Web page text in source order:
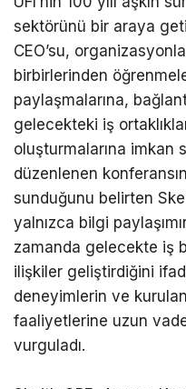
sektörünü bir araya
CEO’su,
birbirlerinden
paylaşmalarına,
gelecekteki iş
oluşturmalarına imkan
düzenlenen
sunduğunu belirten
yalnızca bilgi
zamanda gelecekte iş
ilişkiler geliştirdiğini
deneyimlerin ve kurulan
faaliyetlerine uzun
vurguladı.